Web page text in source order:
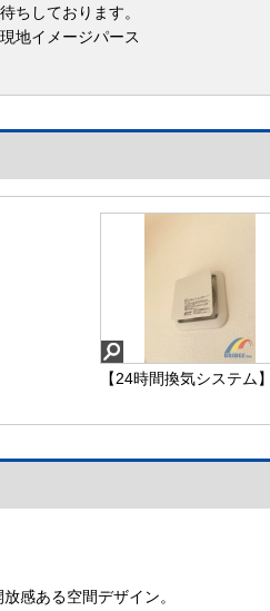
ちしております。
地イメージパース
【24時間換気システム
感ある空間デザイン。